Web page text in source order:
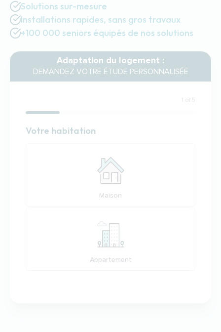
Solutions sur-mesure
Installations rapides, sans gros travaux
+100 000 seniors équipés de nos solutions
Adaptation du logement :
DEMANDEZ VOTRE ÉTUDE PERSONNALISÉE
1 of 5
Habitation
Votre habitation
Maison
Appartement